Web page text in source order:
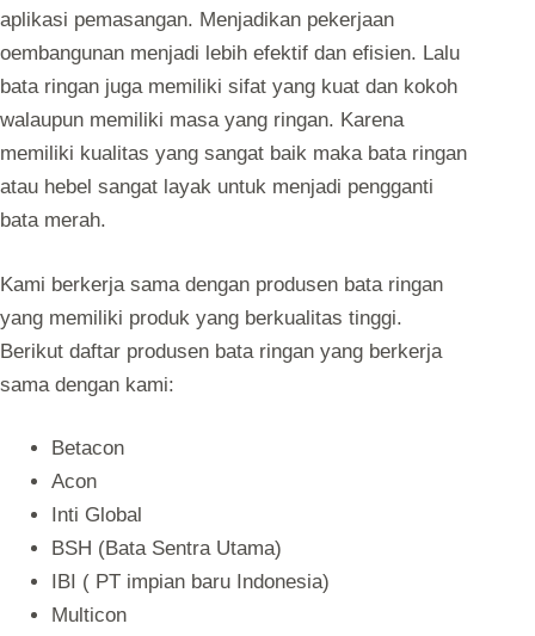
aplikasi pemasangan. Menjadikan pekerjaan
oembangunan menjadi lebih efektif dan efisien. Lalu
bata ringan juga memiliki sifat yang kuat dan kokoh
walaupun memiliki masa yang ringan. Karena
memiliki kualitas yang sangat baik maka bata ringan
atau hebel sangat layak untuk menjadi pengganti
bata merah.
Kami berkerja sama dengan produsen bata ringan
yang memiliki produk yang berkualitas tinggi.
Berikut daftar produsen bata ringan yang berkerja
sama dengan kami:
Betacon
Acon
Inti Global
BSH (Bata Sentra Utama)
IBI ( PT impian baru Indonesia)
Multicon